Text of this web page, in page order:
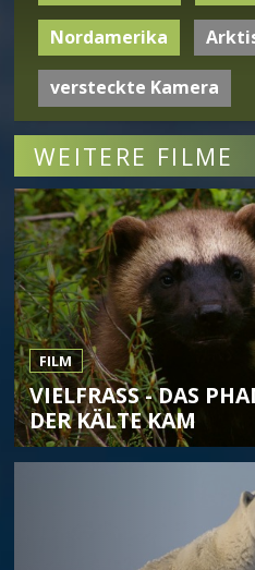
Nordamerika
versteckte Kamera
WEITERE FILME
FILM
VIELFRASS - DAS
ER KÄLTE KAM